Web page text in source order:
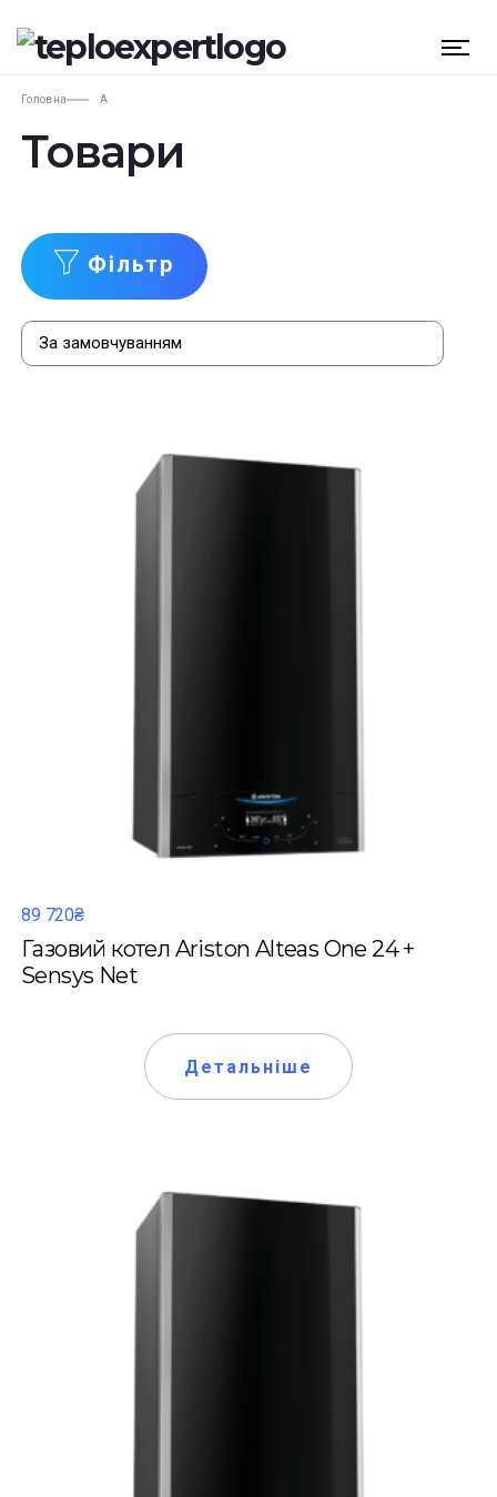
Головна А
Товари
Фільтр
89 720₴
Газовий котел Ariston Alteas One 24 +
Sensys Net
Детальніше